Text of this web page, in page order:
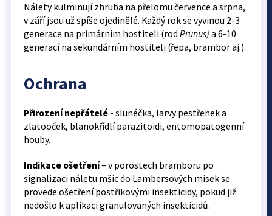
Nálety kulminují zhruba na přelomu července a srpna,
v září jsou už spíše ojedinělé. Každý rok se vyvinou 2-3
generace na primárním hostiteli (rod Prunus) a 6-10
generací na sekundárním hostiteli (řepa, brambor aj.).
Ochrana
Přirození nepřátelé - slunéčka, larvy pestřenek a
zlatooček, blanokřídlí parazitoidi, entomopatogenní
houby.
Indikace ošetření– v porostech bramboru po
signalizaci náletu mšic do Lambersových misek se
provede ošetření postřikovými insektici­dy, pokud již
nedošlo k aplikaci granulovaných insekticidů.